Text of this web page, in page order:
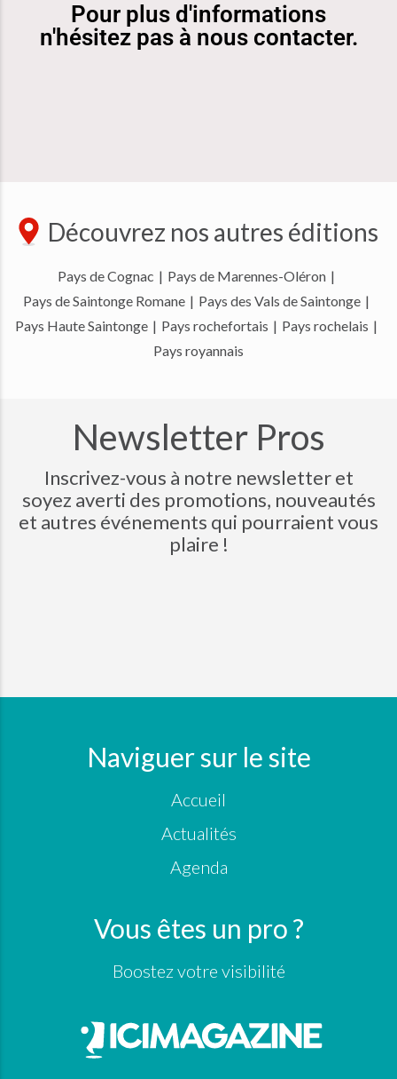
Pour plus d'informations
n'hésitez pas à nous contacter.
Découvrez nos autres éditions
Pays de Cognac | Pays de Marennes-Oléron |
Pays de Saintonge Romane | Pays des Vals de Saintonge |
Pays Haute Saintonge | Pays rochefortais | Pays rochelais |
Pays royannais
Newsletter Pros
Inscrivez-vous à notre newsletter et
soyez averti des promotions, nouveautés
et autres événements qui pourraient vous
plaire !
Naviguer sur le site
Accueil
Actualités
Agenda
Vous êtes un pro ?
Boostez votre visibilité